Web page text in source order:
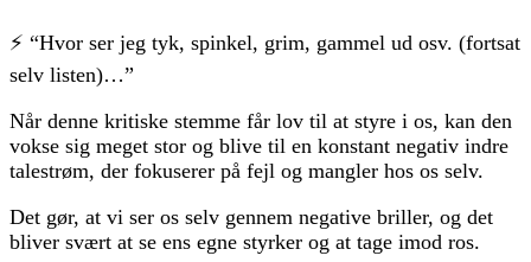
⚡ “Hvor ser jeg tyk, spinkel, grim, gammel ud osv. (fortsat
selv listen)…”
Når denne kritiske stemme får lov til at styre i os, kan den
vokse sig meget stor og blive til en konstant negativ indre
talestrøm, der fokuserer på fejl og mangler hos os selv.
Det gør, at vi ser os selv gennem negative briller, og det
bliver svært at se ens egne styrker og at tage imod ros.